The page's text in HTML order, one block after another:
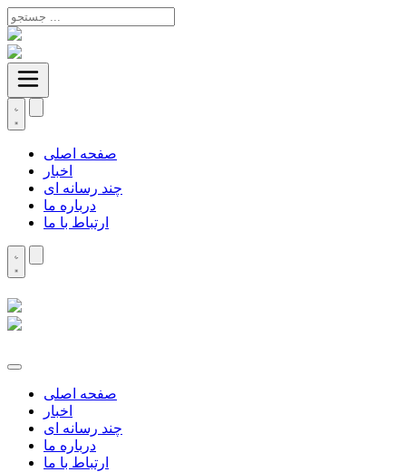
صفحه اصلی
اخبار
چند رسانه ای
درباره ما
ارتباط با ما
صفحه اصلی
اخبار
چند رسانه ای
درباره ما
ارتباط با ما